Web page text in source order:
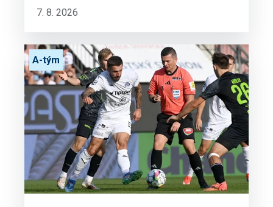
7. 8. 2026
A-tým